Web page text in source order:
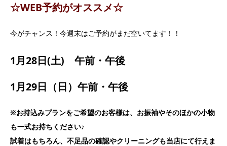
☆WEB予約がオススメ☆
今がチャンス！今週末はご予約がまだ空いてます！！
1月28日(土) 午前・午後
1月29日（日）午前・午後
※お持込みプランをご希望のお客様は、お振袖やそのほかの小物
も一式お持ちください♪
試着はもちろん、不足品の確認やクリーニングも当店にて行えま